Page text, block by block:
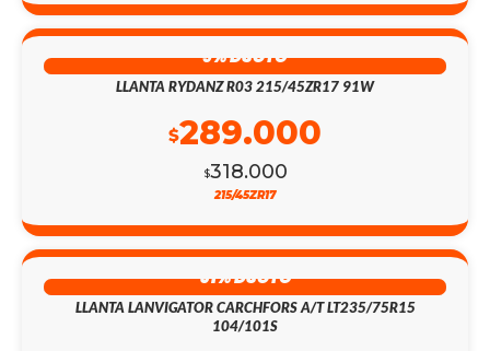
9% DSCTO
LLANTA RYDANZ R03 215/45ZR17 91W
$318.000
$289.000
215/45ZR17
51% DSCTO
LLANTA LANVIGATOR CARCHFORS A/T LT235/75R15
104/101S